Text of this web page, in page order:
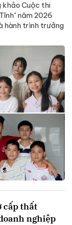
khảo Cuộc thi
năm 2026
hành trình trưởng
cấp thất
nghiệp